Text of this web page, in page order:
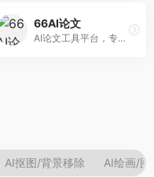
66AI论文
AI论文工具平台，专注于高质量低查重论文生成。面向大学生和研究生，提供论文写作、降重修改等服务，生成内容原创度高，查重率低。
AI抠图/背景移除 AI绘画/图